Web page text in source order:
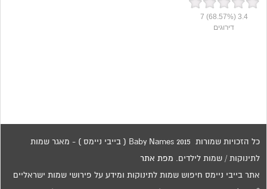
3.4
(68.57%)
7
דירוגים
כל הזכויות שמורות 2015 Baby Names ( בייבי ניימס ) - מאגר שמות
לתינוקות / שמות לילדים. מפת אתר
אתר בייבי ניימס חיפוש שמות לתינוקות ומידע על פירושי שמות ישראליים